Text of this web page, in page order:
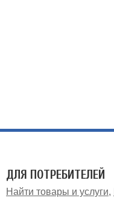
ДЛЯ ПОТРЕБИТЕЛЕЙ
Найти товары и услуги